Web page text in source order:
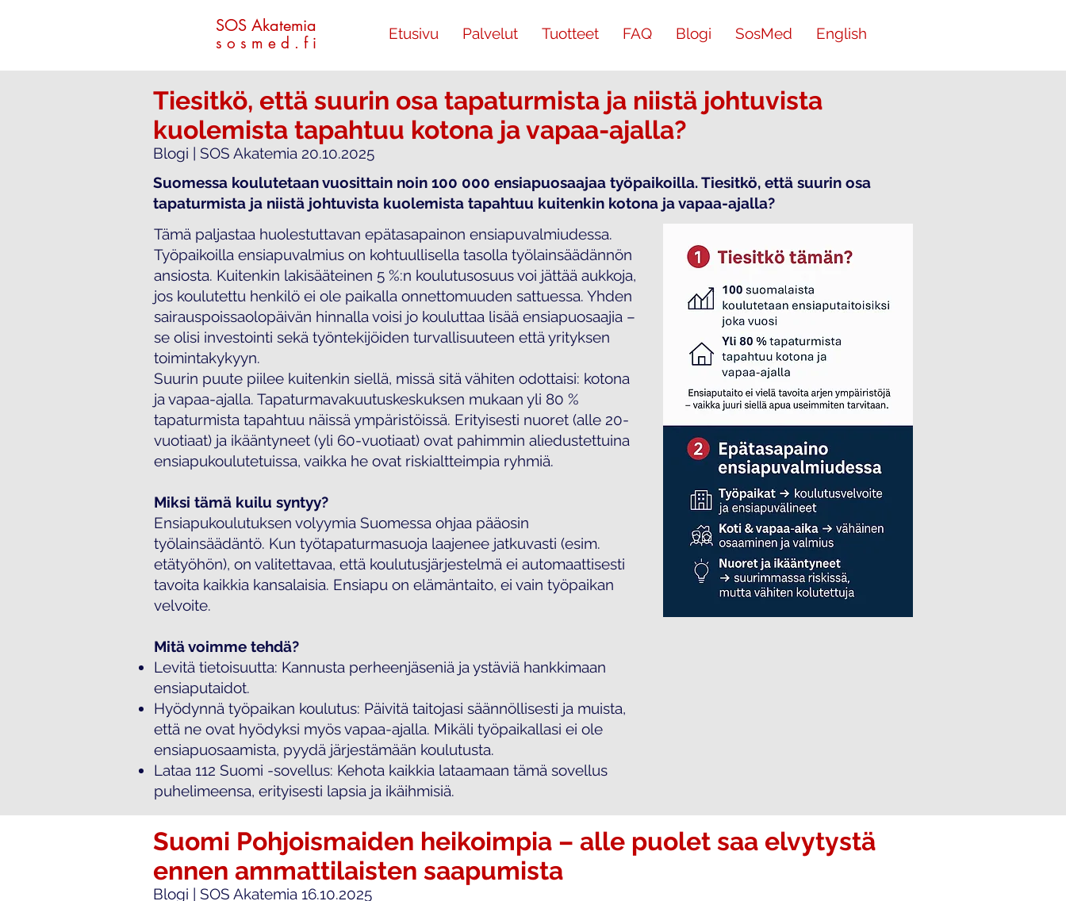
Etusivu Palvelut Tuotteet FAQ Blogi SosMed English
SOS Akatemia
s o s m e d . f i
Tiesitkö, että suurin osa tapaturmista ja niistä johtuvista
kuolemista tapahtuu kotona ja vapaa-ajalla?
Blogi | SOS Akatemia 20.10.2025
Suomessa koulutetaan vuosittain noin 100 000 ensiapuosaajaa työpaikoilla. Tiesitkö, että suurin osa
tapaturmista ja niistä johtuvista kuolemista tapahtuu kuitenkin kotona ja vapaa-ajalla?
Tämä paljastaa huolestuttavan epätasapainon ensiapuvalmiudessa.
Työpaikoilla ensiapuvalmius on kohtuullisella tasolla työlainsäädännön
ansiosta. Kuitenkin lakisääteinen 5 %:n koulutusosuus voi jättää aukkoja,
jos koulutettu henkilö ei ole paikalla onnettomuuden sattuessa. Yhden
sairauspoissaolopäivän hinnalla voisi jo kouluttaa lisää ensiapuosaajia –
se olisi investointi sekä työntekijöiden turvallisuuteen että yrityksen
toimintakykyyn.
Suurin puute piilee kuitenkin siellä, missä sitä vähiten odottaisi: kotona
ja vapaa-ajalla. Tapaturmavakuutuskeskuksen mukaan yli 80 %
tapaturmista tapahtuu näissä ympäristöissä. Erityisesti nuoret (alle 20-
vuotiaat) ja ikääntyneet (yli 60-vuotiaat) ovat pahimmin aliedustettuina
ensiapukoulutetuissa, vaikka he ovat riskialtteimpia ryhmiä.
Miksi tämä kuilu syntyy?
Ensiapukoulutuksen volyymia Suomessa ohjaa pääosin
työlainsäädäntö. Kun työtapaturmasuoja laajenee jatkuvasti (esim.
etätyöhön), on valitettavaa, että koulutusjärjestelmä ei automaattisesti
tavoita kaikkia kansalaisia. Ensiapu on elämäntaito, ei vain työpaikan
velvoite.
Mitä voimme tehdä?
Levitä tietoisuutta: Kannusta perheenjäseniä ja ystäviä hankkimaan
ensiaputaidot.
Hyödynnä työpaikan koulutus: Päivitä taitojasi säännöllisesti ja muista,
että ne ovat hyödyksi myös vapaa-ajalla. Mikäli työpaikallasi ei ole
ensiapuosaamista, pyydä järjestämään koulutusta.
Lataa 112 Suomi -sovellus: Kehota kaikkia lataamaan tämä sovellus
puhelimeensa, erityisesti lapsia ja ikäihmisiä.
Suomi Pohjoismaiden heikoimpia – alle puolet saa elvytystä
ennen ammattilaisten saapumista
Blogi | SOS Akatemia 16.10.2025